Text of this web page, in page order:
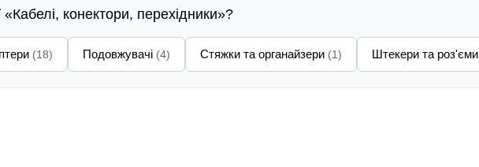
конектори, перехідники»?
(18) Подовжувачі (4) Стяжки та органайзери (1) Штекери та роз'єми